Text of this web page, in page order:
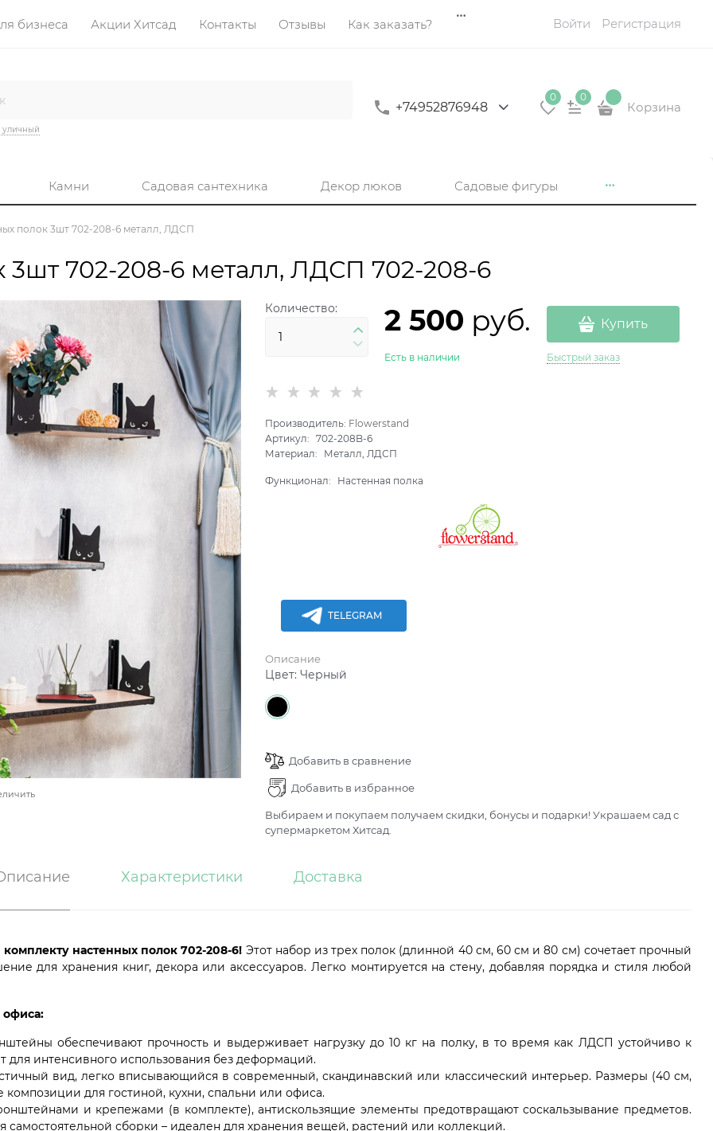
бизнеса Акции Хитсад Контакты Отзывы Как заказать? Войти Регистрация
уличный
+74952876948
0 0
Корзина
Камни Садовая сантехника Декор люков Садовые фигуры
полок 3шт 702-208-6 металл, ЛДСП
3шт 702-208-6 металл, ЛДСП 702-208-6
Количество: 2 500 руб.
Есть в наличии
Купить
Быстрый заказ
Производитель: Flowerstand
Артикул:
702-208B-6
Материал:
Металл, ЛДСП
Функционал: Настенная полка
TELEGRAM
Описание
Цвет:Черный
Добавить в сравнение
Добавить в избранное
Выбираем и покупаем получаем скидки, бонусы и подарки! Украшаем сад с
супермаркетом Хитсад.
Характеристики Доставка
настенных полок 702-208-6! Этот набор из трех полок (длинной 40 см, 60 см и 80 см) сочетает прочный
для хранения книг, декора или аксессуаров. Легко монтируется на стену, добавляя порядка и стиля любой
офиса:
обеспечивают прочность и выдерживает нагрузку до 10 кг на полку, в то время как ЛДСП устойчиво к
для интенсивного использования без деформаций.
вид, легко вписывающийся в современный, скандинавский или классический интерьер. Размеры (40 см,
для гостиной, кухни, спальни или офиса.
и крепежами (в комплекте), антискользящие элементы предотвращают соскальзывание предметов.
самостоятельной сборки – идеален для хранения вещей, растений или коллекций.